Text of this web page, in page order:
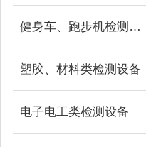
健身车、跑步机检测设备
塑胶、材料类检测设备
电子电工类检测设备